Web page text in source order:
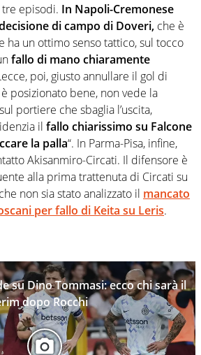
tre episodi. In Napoli-Cremonese
di campo di Doveri, che è
ha un ottimo senso tattico, sul tocco
fallo di mano chiaramente
poi, giusto annullare il gol di
posizionato bene, non vede la
portiere che sbaglia l’uscita,
il fallo chiarissimo su Falcone
la palla“. In Parma-Pisa, infine,
Akisanmiro-Circati. Il difensore è
alla prima trattenuta di Circati su
non sia stato analizzato il mancato
per fallo di Keita su Leris.
su Dino Tommasi: ecco chi sarà il
dopo Rocchi